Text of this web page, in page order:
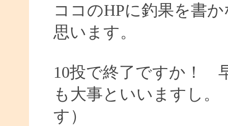
ココのHPに釣果を書
思います。
10投で終了ですか！
も大事といいますし
す）